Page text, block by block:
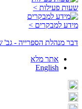
שעות פעילות >
מידע למבקרים >
דבר מנהלת הספרייה - גב'
אתר מלא
English